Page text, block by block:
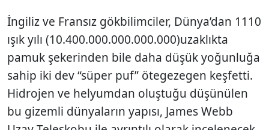
İngiliz ve Fransız gökbilimciler, Dünya’dan 1110
ışık yılı (10.400.000.000.000.000)uzaklıkta
pamuk şekerinden bile daha düşük yoğunluğa
sahip iki dev “süper puf” ötegezegen keşfetti.
Hidrojen ve helyumdan oluştuğu düşünülen
bu gizemli dünyaların yapısı, James Webb